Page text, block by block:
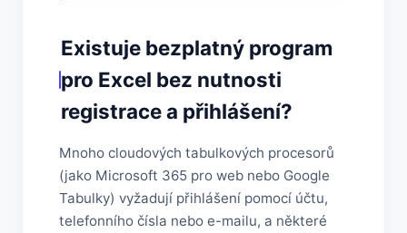
Existuje bezplatný program
pro Excel bez nutnosti
registrace a přihlášení?
Mnoho cloudových tabulkových procesorů
(jako Microsoft 365 pro web nebo Google
Tabulky) vyžadují přihlášení pomocí účtu,
telefonního čísla nebo e-mailu, a některé